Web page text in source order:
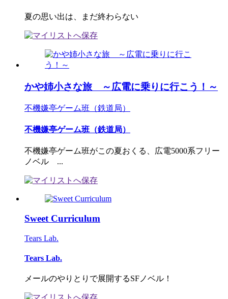
夏の思い出は、まだ終わらない
かや姉小さな旅 ～広電に乗りに行こう！～
不機嫌亭ゲーム班（鉄道局）
不機嫌亭ゲーム班（鉄道局）
不機嫌亭ゲーム班がこの夏おくる、広電5000系フリー
ノベル ...
Sweet Curriculum
Tears Lab.
Tears Lab.
メールのやりとりで展開するSFノベル！